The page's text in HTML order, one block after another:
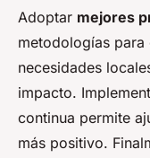
Adoptar mejores
metodologías para
necesidades
impacto.
continua permite
más positivo.